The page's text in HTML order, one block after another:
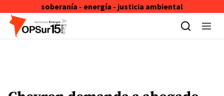
soberanía - energía - justicia ambiental
Skip to content